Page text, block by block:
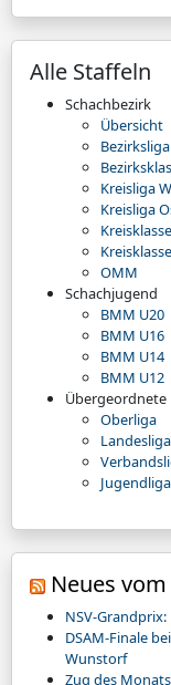
Alle Staffeln
Schachbezirk
Übersicht
Bezirksliga
Kreisliga
Kreisliga
OMM
Schachjugend
BMM U20
BMM U16
BMM U14
BMM U12
Übergeordnete
Oberliga
Landesliga
Neues vom
NSV-
DSAM-Finale
Wunstorf
Zug des